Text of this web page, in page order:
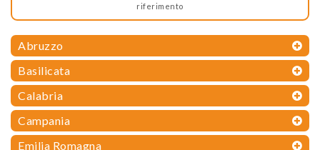
riferimento
Abruzzo
Basilicata
Calabria
Campania
Emilia Romagna